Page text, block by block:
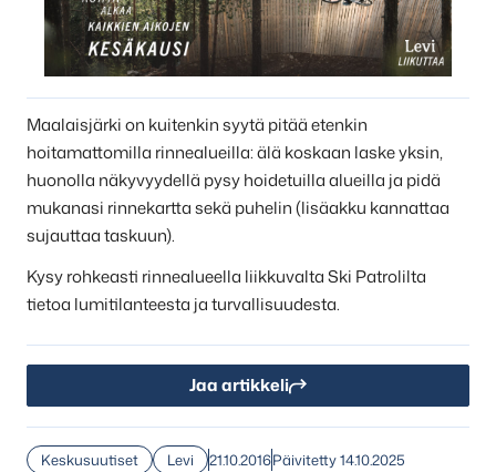
Maalaisjärki on kuitenkin syytä pitää etenkin
hoitamattomilla rinnealueilla: älä koskaan laske yksin,
huonolla näkyvyydellä pysy hoidetuilla alueilla ja pidä
mukanasi rinnekartta sekä puhelin (lisäakku kannattaa
sujauttaa taskuun).
Kysy rohkeasti rinnealueella liikkuvalta Ski Patrolilta
tietoa lumitilanteesta ja turvallisuudesta.
Jaa artikkeli
Keskusuutiset Levi 21.10.2016Päivitetty 14.10.2025